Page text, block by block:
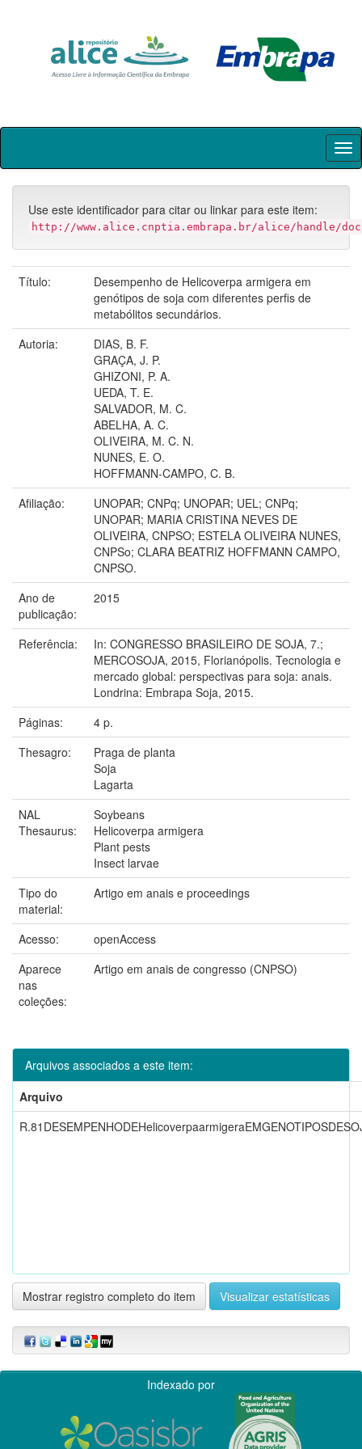
Skip
Use este identificador para citar ou linkar para este item:
http://www.alice.cnptia.embrapa.br/alice/handle/doc/
Título:
Desempenho de Helicoverpa armigera em
genótipos de soja com diferentes perfis de
metabólitos secundários.
Autoria:
DIAS, B. F.
GRAÇA, J. P.
GHIZONI, P. A.
UEDA, T. E.
SALVADOR, M. C.
ABELHA, A. C.
OLIVEIRA, M. C. N.
NUNES, E. O.
HOFFMANN-CAMPO, C. B.
Afiliação:
UNOPAR; CNPq; UNOPAR; UEL; CNPq;
UNOPAR; MARIA CRISTINA NEVES DE
OLIVEIRA, CNPSO; ESTELA OLIVEIRA NUNES,
CNPSo; CLARA BEATRIZ HOFFMANN CAMPO,
CNPSO.
Ano de
publicação:
2015
Referência:
In: CONGRESSO BRASILEIRO DE SOJA, 7.;
MERCOSOJA, 2015, Florianópolis. Tecnologia e
mercado global: perspectivas para soja: anais.
Londrina: Embrapa Soja, 2015.
Páginas:
4 p.
Thesagro:
Praga de planta
Soja
Lagarta
NAL
Thesaurus:
Soybeans
Helicoverpa armigera
Plant pests
Insect larvae
Tipo do
material:
Artigo em anais e proceedings
Acesso:
openAccess
Aparece
nas
coleções:
Artigo em anais de congresso (CNPSO)
Arquivos associados a este item:
Arquivo
Mostrar registro completo do item Visualizar estatísticas
Indexado por